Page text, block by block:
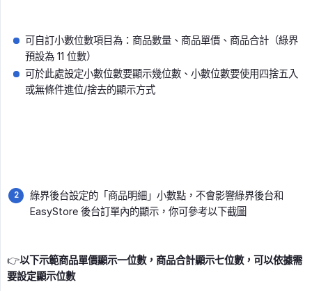
可自訂小數位數項目為：商品數量、商品單價、商品合計（綠界
預設為 11 位數）
可於此處設定小數位數要顯示幾位數、小數位數要使用四捨五入
或無條件進位/捨去的顯示方式
綠界後台設定的「商品明細」小數點，不會影響綠界後台和
EasyStore 後台訂單內的顯示，你可參考以下截圖
👉以下示範商品單價顯示一位數，商品合計顯示七位數，可以依據需
要設定顯示位數